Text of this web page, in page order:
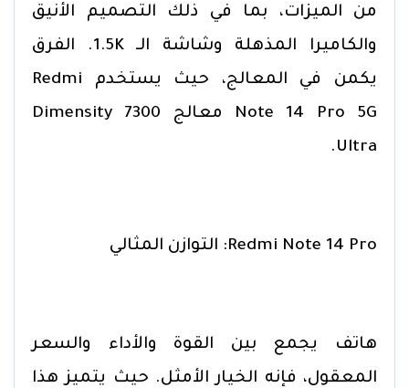
من الميزات، بما في ذلك التصميم الأنيق
والكاميرا المذهلة وشاشة الـ 1.5K. الفرق
يكمن في المعالج، حيث يستخدم Redmi
Note 14 Pro 5G معالج Dimensity 7300
Ultra.
Redmi Note 14 Pro: التوازن المثالي
هاتف يجمع بين القوة والأداء والسعر
المعقول، فإنه الخيار الأمثل. حيث يتميز هذا